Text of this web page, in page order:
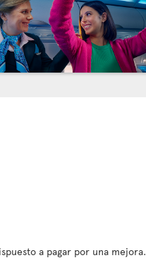
a pagar por una mejora.